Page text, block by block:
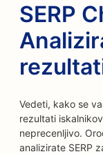
SERP
Vedeti, kako se
rezultati
neprecenljivo.
analizirate SERP